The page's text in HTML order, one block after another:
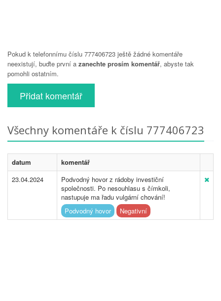
Pokud k telefonnímu číslu 777406723 ještě žádné komentáře
neexistují, buďte první a zanechte prosím komentář, abyste tak
pomohli ostatním.
Přidat komentář
Všechny komentáře k číslu 777406723
datum
komentář
23.04.2024
Podvodný hovor z rádoby investiční
společnosti. Po nesouhlasu s čímkoli,
nastupuje ma řadu vulgární chování!
Podvodný hovor
Negativní